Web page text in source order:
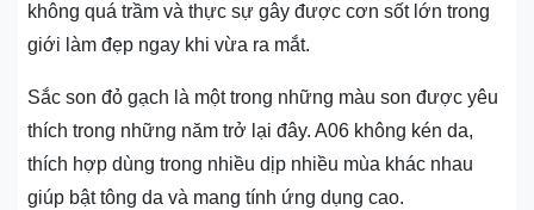
không quá trầm và thực sự gây được cơn sốt lớn trong
giới làm đẹp ngay khi vừa ra mắt.
Sắc son đỏ gạch là một trong những màu son được yêu
thích trong những năm trở lại đây. A06 không kén da,
thích hợp dùng trong nhiều dịp nhiều mùa khác nhau
giúp bật tông da và mang tính ứng dụng cao.